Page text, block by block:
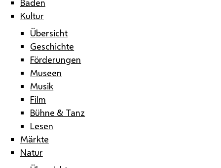
Kultur
Übersicht
Geschichte
Förderungen
Museen
Musik
Film
Bühne & Tanz
Lesen
Märkte
Natur